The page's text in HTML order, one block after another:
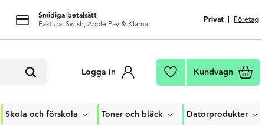
Smidiga betalsätt
Faktura, Swish, Apple Pay & Klarna Privat Företag
Logga in Favoriter
Kundvagn
Skola och förskola Toner och bläck Datorprodukter